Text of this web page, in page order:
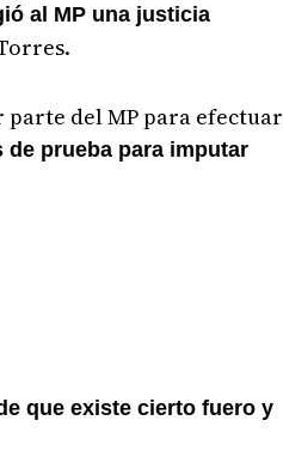
al MP una justicia
parte del MP para efectuar
prueba para imputar
que existe cierto fuero y